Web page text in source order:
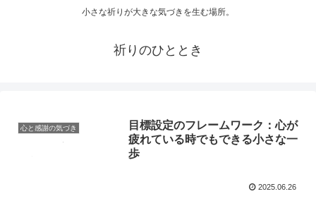
小さな祈りが大きな気づきを生む場所。
祈りのひととき
心と感謝の気づき
目標設定のフレームワーク：心が
疲れている時でもできる小さな一
歩
2025.06.26